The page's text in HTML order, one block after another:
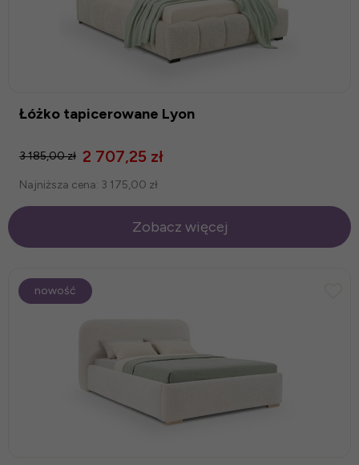
Łóżko tapicerowane Lyon
2 707,25 zł
3 185,00 zł
Najniższa cena: 3 175,00 zł
Zobacz więcej
nowość